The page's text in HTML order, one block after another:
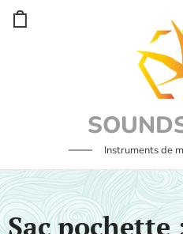
Instruments de
Sac